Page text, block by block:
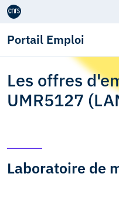
Aller au contenu
Portail Emploi
Les offres
UMR5127
Laboratoire de